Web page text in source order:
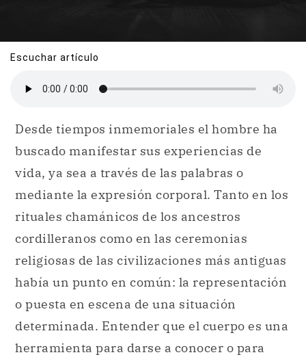
Escuchar artículo
Desde tiempos inmemoriales el hombre ha
buscado manifestar sus experiencias de
vida, ya sea a través de las palabras o
mediante la expresión corporal. Tanto en los
rituales chamánicos de los ancestros
cordilleranos como en las ceremonias
religiosas de las civilizaciones más antiguas
había un punto en común: la representación
o puesta en escena de una situación
determinada. Entender que el cuerpo es una
herramienta para darse a conocer o para